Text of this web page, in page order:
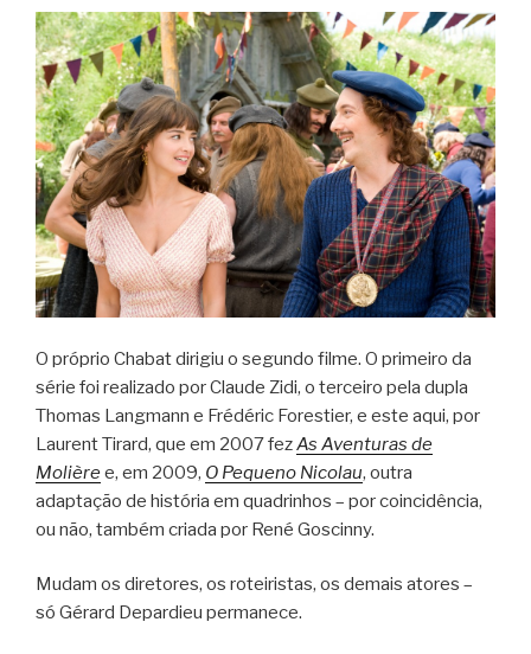
O próprio Chabat dirigiu o segundo filme. O primeiro da
série foi realizado por Claude Zidi, o terceiro pela dupla
Thomas Langmann e Frédéric Forestier, e este aqui, por
Laurent Tirard, que em 2007 fezAs Aventuras de
Molièree, em 2009, O Pequeno Nicolau, outra
adaptação de história em quadrinhos – por coincidência,
ou não, também criada por René Goscinny.
Mudam os diretores, os roteiristas, os demais atores –
só Gérard Depardieu permanece.